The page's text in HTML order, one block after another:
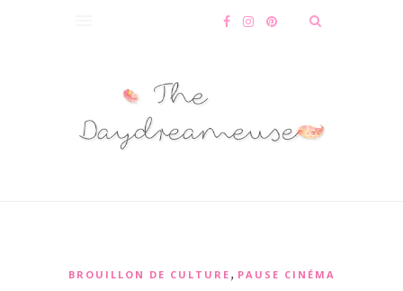
BROUILLON DE CULTURE , PAUSE CINÉMA